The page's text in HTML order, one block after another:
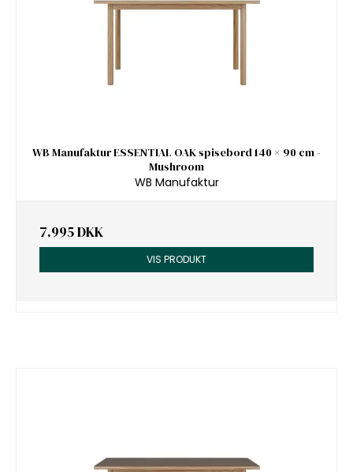
WB Manufaktur ESSENTIAL OAK spisebord 140 × 90 cm -
Mushroom
WB Manufaktur
7.995 DKK
VIS PRODUKT